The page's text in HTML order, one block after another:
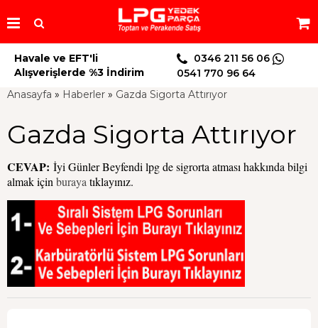
Havale ve EFT'li
Alışverişlerde %3 İndirim
0346 211 56 06
0541 770 96 64
Anasayfa » Haberler » Gazda Sigorta Attırıyor
Gazda Sigorta Attırıyor
CEVAP: İyi Günler Beyfendi lpg de sigrorta atması hakkında bilgi
almak için buraya tıklayınız.